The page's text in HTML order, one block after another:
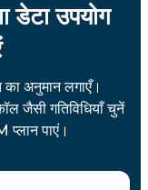
उपयोग
अनुमान लगाएँ।
जैसी गतिविधियाँ चुनें
प्लान पाएं।